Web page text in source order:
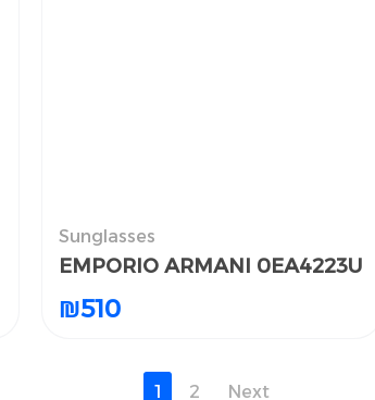
Sunglasses
EMPORIO ARMANI 0EA4223U
₪510
1 2 Next
النظارات الشمسية
EMPORIO ARMANI 0EA4223U
₪510
1 2 Next